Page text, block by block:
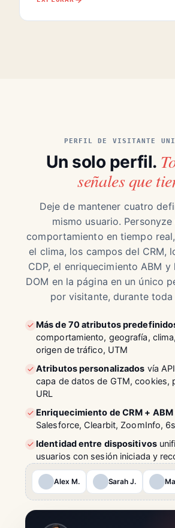
PERFIL DE VISITANTE
Un solo perfil.
señales que
Deje de mantener cuatro
mismo usuario.
comportamiento en tiempo
el clima, los campos del CRM,
CDP, el enriquecimiento ABM
DOM en la página en un único
por visitante, durante toda
Más de 70 atributos
comportamiento, geografía,
origen de tráfico, UTM
Atributos personalizados vía
capa de datos de GTM, cookies,
URL
Enriquecimiento de CRM + ABM
Salesforce, Clearbit, ZoomInfo,
Identidad entre dispositivos
usuarios con sesión iniciada y
Alex M. Sarah J.